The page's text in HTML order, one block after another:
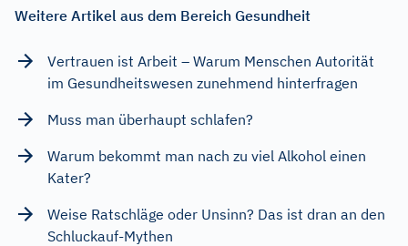
Weitere Artikel aus dem Bereich Gesundheit
Vertrauen ist Arbeit – Warum Menschen Autorität
im Gesundheitswesen zunehmend hinterfragen
Muss man überhaupt schlafen?
Warum bekommt man nach zu viel Alkohol einen
Kater?
Weise Ratschläge oder Unsinn? Das ist dran an den
Schluckauf-Mythen